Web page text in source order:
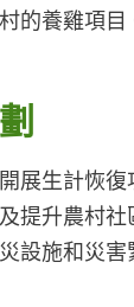
的養雞項
展生計恢
提升農村
設施和災